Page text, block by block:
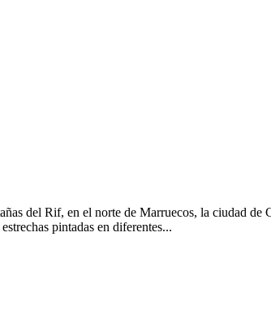
del Rif, en el norte de Marruecos, la ciudad de
pintadas en diferentes...